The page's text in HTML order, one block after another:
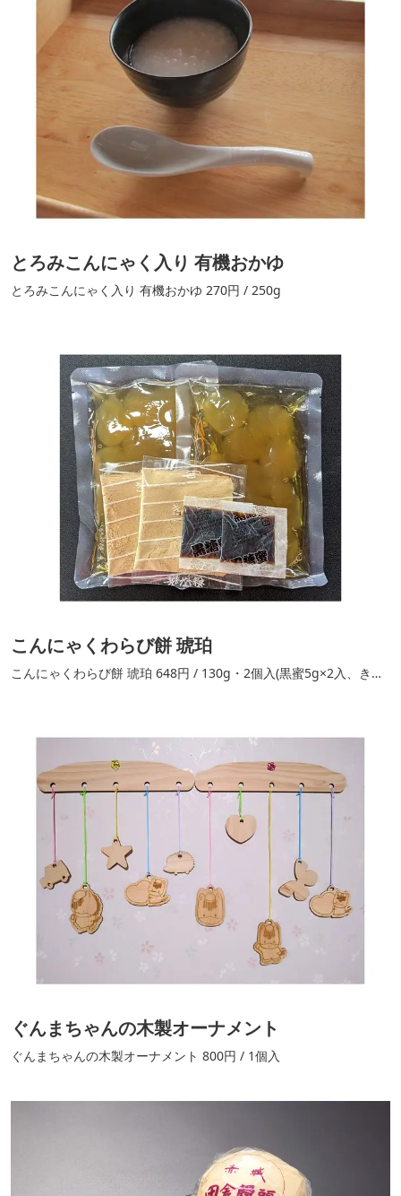
とろみこんにゃく入り 有機おかゆ
とろみこんにゃく入り 有機おかゆ 270円 / 250g
こんにゃくわらび餅 琥珀
こんにゃくわらび餅 琥珀 648円 / 130g・2個入(黒蜜5g×2入、きな
ぐんまちゃんの木製オーナメント
ぐんまちゃんの木製オーナメント 800円 / 1個入